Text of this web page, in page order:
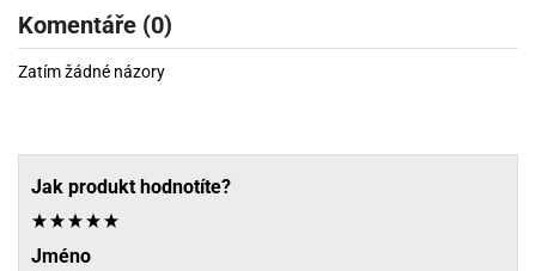
Komentáře (0)
Zatím žádné názory
Jak produkt hodnotíte?
Jméno